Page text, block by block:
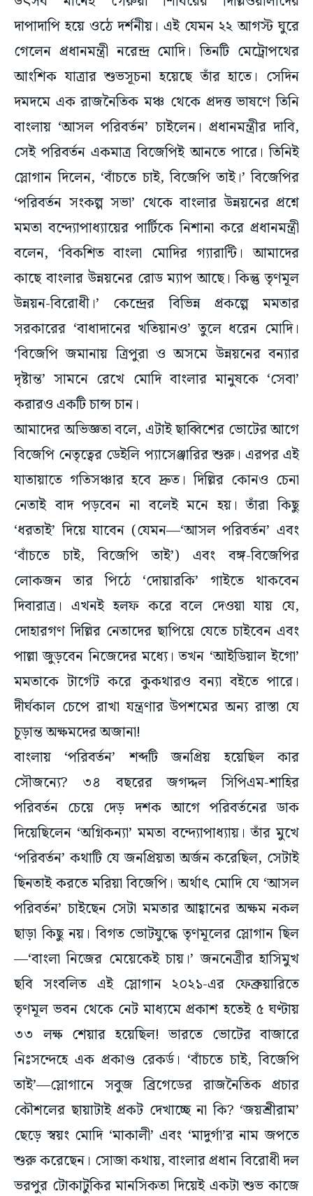
গেলেন প্রধানমন্ত্রী নরেন্দ্র মোদি। তিনটি মেট্রোপথের
আংশিক যাত্রার শুভসূচনা হয়েছে তাঁর হাতে। সেদিন
দমদমে এক রাজনৈতিক মঞ্চ থেকে প্রদত্ত ভাষণে তিনি
বাংলায় ‘আসল পরিবর্তন’ চাইলেন। প্রধানমন্ত্রীর দাবি,
সেই পরিবর্তন একমাত্র বিজেপিই আনতে পারে। তিনিই
স্লোগান দিলেন, ‘বাঁচতে চাই, বিজেপি তাই।’ বিজেপির
‘পরিবর্তন সংকল্প সভা’ থেকে বাংলার উন্নয়নের প্রশ্নে
মমতা বন্দ্যোপাধ্যায়ের পার্টিকে নিশানা করে প্রধানমন্ত্রী
বলেন, ‘বিকশিত বাংলা মোদির গ্যারান্টি। আমাদের
কাছে বাংলার উন্নয়নের রোড ম্যাপ আছে। কিন্তু তৃণমূল
উন্নয়ন-বিরোধী।’ কেন্দ্রের বিভিন্ন প্রকল্পে মমতার
সরকারের ‘বাধাদানের খতিয়ানও’ তুলে ধরেন মোদি।
‘বিজেপি জমানায় ত্রিপুরা ও অসমে উন্নয়নের বন্যার
দৃষ্টান্ত’ সামনে রেখে মোদি বাংলার মানুষকে ‘সেবা’
করারও একটি চান্স চান।
আমাদের অভিজ্ঞতা বলে, এটাই ছাব্বিশের ভোটের আগে
বিজেপি নেতৃত্বের ডেইলি প্যাসেঞ্জারির শুরু। এরপর এই
যাতায়াতে গতিসঞ্চার হবে দ্রুত। দিল্লির কোনও চেনা
নেতাই বাদ পড়বেন না বলেই মনে হয়। তাঁরা কিছু
‘ধরতাই’ দিয়ে যাবেন (যেমন—‘আসল পরিবর্তন’ এবং
‘বাঁচতে চাই, বিজেপি তাই’) এবং বঙ্গ-বিজেপির
লোকজন তার পিঠে ‘দোয়ারকি’ গাইতে থাকবেন
দিবারাত্র। এখনই হলফ করে বলে দেওয়া যায় যে,
দোহারগণ দিল্লির নেতাদের ছাপিয়ে যেতে চাইবেন এবং
পাল্লা জুড়বেন নিজেদের মধ্যে। তখন ‘আইডিয়াল ইগো’
মমতাকে টার্গেট করে কুকথারও বন্যা বইতে পারে।
দীর্ঘকাল চেপে রাখা যন্ত্রণার উপশমের অন্য রাস্তা যে
চূড়ান্ত অক্ষমদের অজানা!
বাংলায় ‘পরিবর্তন’ শব্দটি জনপ্রিয় হয়েছিল কার
সৌজন্যে? ৩৪ বছরের জগদ্দল সিপিএম-শাহির
পরিবর্তন চেয়ে দেড় দশক আগে পরিবর্তনের ডাক
দিয়েছিলেন ‘অগ্নিকন্যা’ মমতা বন্দ্যোপাধ্যায়। তাঁর মুখে
‘পরিবর্তন’ কথাটি যে জনপ্রিয়তা অর্জন করেছিল, সেটাই
ছিনতাই করতে মরিয়া বিজেপি। অর্থাৎ মোদি যে ‘আসল
পরিবর্তন’ চাইছেন সেটা মমতার আহ্বানের অক্ষম নকল
ছাড়া কিছু নয়। বিগত ভোটযুদ্ধে তৃণমূলের স্লোগান ছিল
—‘বাংলা নিজের মেয়েকেই চায়।’ জননেত্রীর হাসিমুখ
ছবি সংবলিত এই স্লোগান ২০২১-এর ফেব্রুয়ারিতে
তৃণমূল ভবন থেকে নেট মাধ্যমে প্রকাশ হতেই ৫ ঘণ্টায়
৩৩ লক্ষ শেয়ার হয়েছিল! ভারতে ভোটের বাজারে
নিঃসন্দেহে এক প্রকাণ্ড রেকর্ড। ‘বাঁচতে চাই, বিজেপি
তাই’—স্লোগানে সবুজ ব্রিগেডের রাজনৈতিক প্রচার
কৌশলের ছায়াটাই প্রকট দেখাচ্ছে না কি? ‘জয়শ্রীরাম’
ছেড়ে স্বয়ং মোদি ‘মাকালী’ এবং ‘মাদুর্গা’র নাম জপতে
শুরু করেছেন। সোজা কথায়, বাংলার প্রধান বিরোধী দল
ভরপুর টোকাটুকির মানসিকতা দিয়েই একটা শুভ কাজে
নামার সংকল্প নিয়েছে।